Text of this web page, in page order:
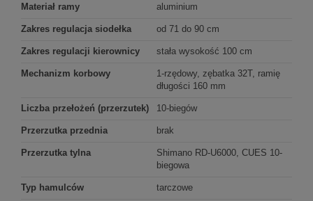
Materiał ramy aluminium
Zakres regulacja siodełka od 71 do 90 cm
Zakres regulacji kierownicy stała wysokość 100 cm
Mechanizm korbowy
1-rzędowy, zębatka 32T, ramię
długości 160 mm
Liczba przełożeń (przerzutek) 10-biegów
Przerzutka przednia brak
Przerzutka tylna
Shimano RD-U6000, CUES 10-
biegowa
Typ hamulców tarczowe